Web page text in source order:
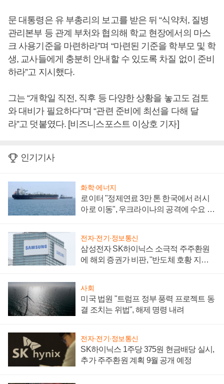
문 대통령은 유 부총리의 보고를 받은 뒤 “식약처, 질병
관리본부 등 관계 부처와 협의해 학교 현장에서의 마스
크 사용기준을 마련하라”며 “마련된 기준을 학부모 및 학
생, 교사들에게 충분히 안내할 수 있도록 차질 없이 준비
하라”고 지시했다.
그는 “개학일 직전, 직후 등 다양한 상황을 놓고도 검토
와 대비가 필요하다”며 “관련 준비에 최선을 다해 달
라”고 덧붙였다. [비즈니스포스트 이상호 기자]
인기기사
화학·에너지
로이터 "정제연료 3만 톤 한국에서 러시
아로 이동", 우크라이나의 공격에 수요 늘
전자·전기·정보통신
삼성전자 SK하이닉스 소극적 주주환원
에 해외 증권가 비판, "반도체 호황 지속
사회
미국 법원 "트럼프 정부 풍력 프로젝트 동
결 조치는 위법", 해제 명령 내려
전자·전기·정보통신
SK하이닉스 1주당 375원 현금배당 실시,
추가 주주환원 계획 9월 공개 예정